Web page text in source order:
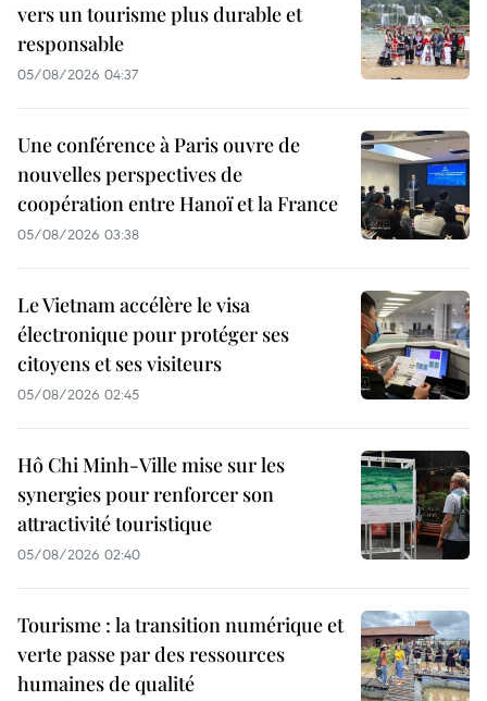
vers un tourisme plus durable et
responsable
05/08/2026 04:37
Une conférence à Paris ouvre de
nouvelles perspectives de
coopération entre Hanoï et la France
05/08/2026 03:38
Le Vietnam accélère le visa
électronique pour protéger ses
citoyens et ses visiteurs
05/08/2026 02:45
Hô Chi Minh-Ville mise sur les
synergies pour renforcer son
attractivité touristique
05/08/2026 02:40
Tourisme : la transition numérique et
verte passe par des ressources
humaines de qualité